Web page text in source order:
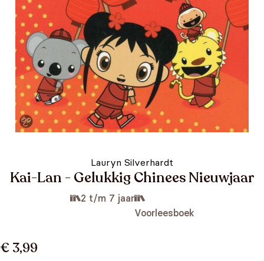
Lauryn Silverhardt
Kai-Lan - Gelukkig Chinees Nieuwjaar
2 t/m 7 jaar
Voorleesboek
€ 3,99